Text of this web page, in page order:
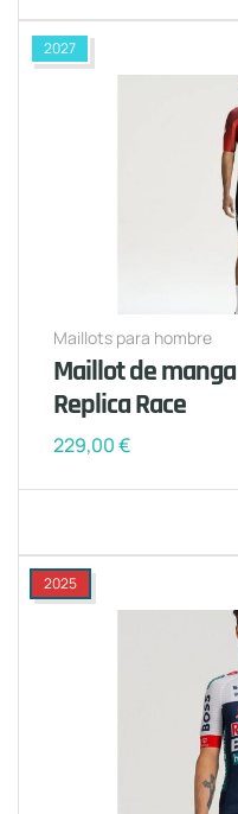
2027
Maillots para hombre
Maillot de
Replica Race
229,00€
2025